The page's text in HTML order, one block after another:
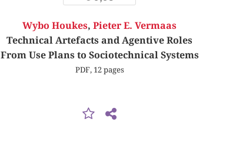
Wybo Houkes, Pieter E. Vermaas
Technical Artefacts and Agentive Roles
From Use Plans to Sociotechnical Systems
PDF, 12 pages